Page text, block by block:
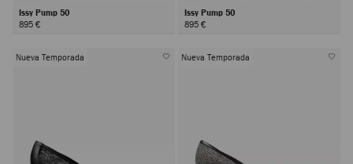
Issy Pump 50
895 €
Issy Pump 50
895 €
Nueva Temporada Nueva Temporada